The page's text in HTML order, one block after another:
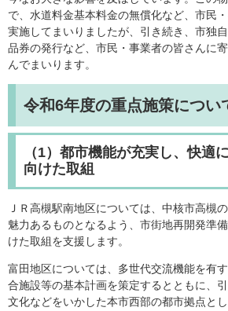
で、水道料金基本料金の無償化など、市民
実施してまいりましたが、引き続き、市独
品券の発行など、市民・事業者の皆さんに
んでまいります。
令和6年度の重点施策につい
（1）都市機能が充実し、快適
向けた取組
ＪＲ高槻駅南地区については、中核市高槻
魅力あるものとなるよう、市街地再開発準
けた取組を支援します。
富田地区については、多世代交流機能を有
合施設等の基本計画を策定するとともに、
文化などをいかした本市西部の都市拠点と